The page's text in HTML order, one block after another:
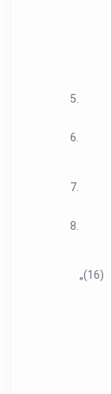
5.
6.
7.
8.
„(16)